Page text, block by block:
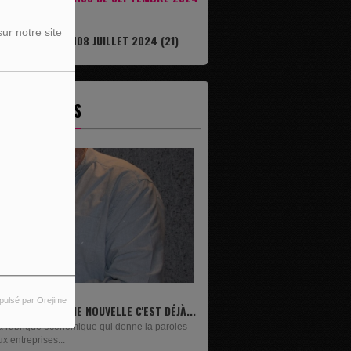
notre site
par Orejime
EST DÉJÀ 08H08 JUILLET 2024 (21)
LES ÉMISSIONS
lundi sur deux, Maxime Janssens vous
les livres de...